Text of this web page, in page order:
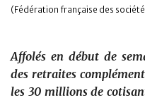
(Fédération française des
Affolés en début de
des retraites
les 30 millions de